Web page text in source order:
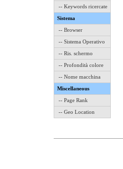
-- Keywords ricercate
Sistema
-- Browser
-- Sistema Operativo
-- Ris. schermo
-- Profondità colore
-- Nome macchina
Miscellaneous
-- Page Rank
-- Geo Location